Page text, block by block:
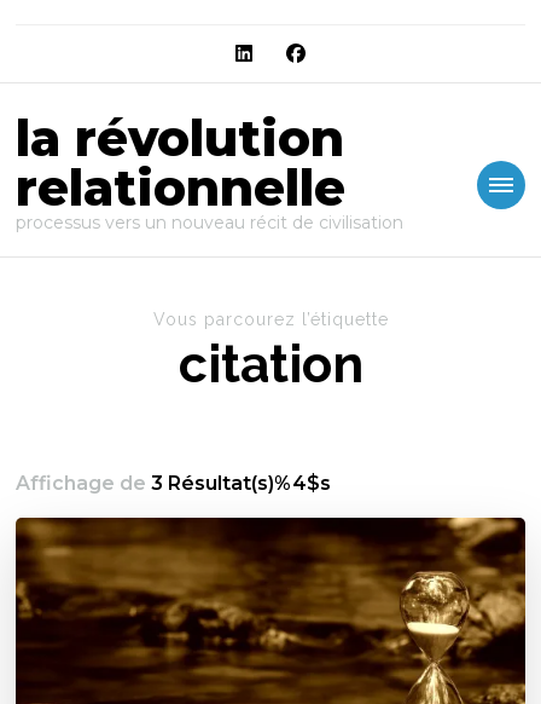
la révolution
relationnelle
processus vers un nouveau récit de civilisation
Vous parcourez l’étiquette
citation
Affichage de3 Résultat(s)%4$s